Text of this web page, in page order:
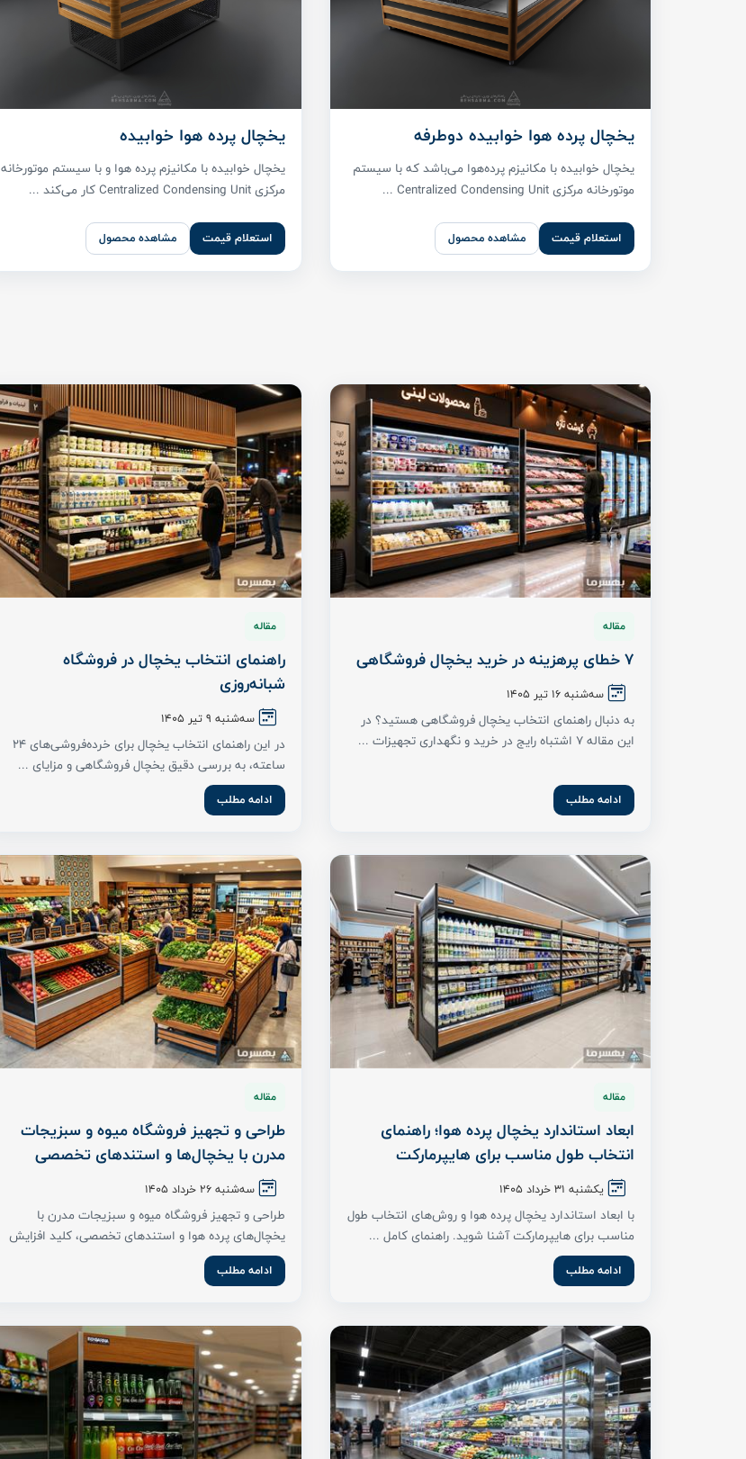
یخچال پرده هوا خوابیده دوطرفه
یخچال خوابیده با مکانیزم پرده‌هوا می‌باشد که با سیستم
موتورخانه مرکزی Centralized Condensing Unit ...
استعلام قیمت مشاهده محصول
یخچال پرده هوا خوابیده
یخچال خوابیده با مکانیزم پرده هوا و با سیستم موتورخانه
مرکزی Centralized Condensing Unit کار می‌کند ...
استعلام قیمت مشاهده محصول
مقاله
7 خطای پرهزینه در خرید یخچال فروشگاهی
سه‌شنبه 16 تیر ۱۴۰۵
به دنبال راهنمای انتخاب یخچال فروشگاهی هستید؟ در
این مقاله ۷ اشتباه رایج در خرید و نگهداری تجهیزات ...
ادامه مطلب
مقاله
راهنمای انتخاب یخچال در فروشگاه
شبانه‌روزی
سه‌شنبه 9 تیر ۱۴۰۵
در این راهنمای انتخاب یخچال برای خرده‌فروشی‌های ۲۴
ساعته، به بررسی دقیق یخچال فروشگاهی و مزایای ...
ادامه مطلب
مقاله
ابعاد استاندارد یخچال پرده هوا؛ راهنمای
انتخاب طول مناسب برای هایپرمارکت
یکشنبه 31 خرداد ۱۴۰۵
با ابعاد استاندارد یخچال پرده هوا و روش‌های انتخاب طول
مناسب برای هایپرمارکت آشنا شوید. راهنمای کامل ...
ادامه مطلب
مقاله
طراحی و تجهیز فروشگاه میوه و سبزیجات
مدرن با یخچال‌ها و استندهای تخصصی
سه‌شنبه 26 خرداد ۱۴۰۵
طراحی و تجهیز فروشگاه میوه و سبزیجات مدرن با
یخچال‌های پرده هوا و استندهای تخصصی، کلید افزایش
...
ادامه مطلب